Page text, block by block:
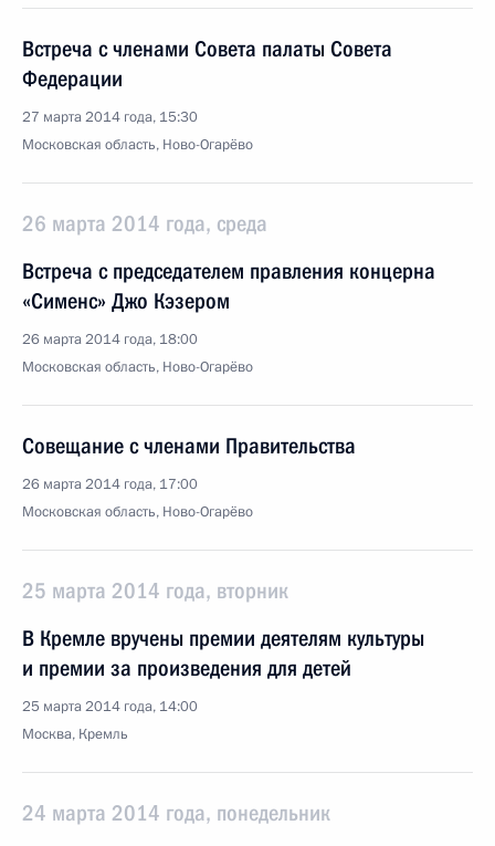
Встреча с членами Совета палаты Совета
Федерации
27 марта 2014 года, 15:30
Московская область, Ново-Огарёво
26 марта 2014 года, среда
Встреча с председателем правления концерна
«Сименс» Джо Кэзером
26 марта 2014 года, 18:00
Московская область, Ново-Огарёво
Совещание с членами Правительства
26 марта 2014 года, 17:00
Московская область, Ново-Огарёво
25 марта 2014 года, вторник
В Кремле вручены премии деятелям культуры
и премии за произведения для детей
25 марта 2014 года, 14:00
Москва, Кремль
24 марта 2014 года, понедельник